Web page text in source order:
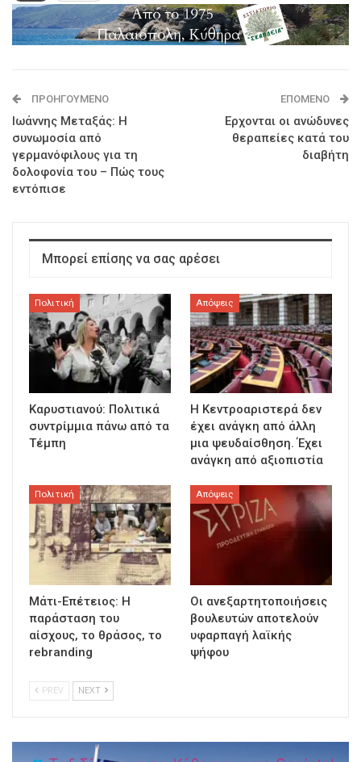
ΠΡΟΗΓΟΎΜΕΝΟ
Ιωάννης Μεταξάς: Η
συνωμοσία από
γερμανόφιλους για τη
δολοφονία του – Πώς τους
εντόπισε
ΕΠΌΜΕΝΟ
Ερχονται οι ανώδυνες
θεραπείες κατά του
διαβήτη
Μπορεί επίσης να σας αρέσει
Πολιτική
Καρυστιανού: Πολιτικά
συντρίμμια πάνω από τα
Τέμπη
Απόψεις
Η Κεντροαριστερά δεν
έχει ανάγκη από άλλη
μια ψευδαίσθηση. Έχει
ανάγκη από αξιοπιστία
Πολιτική
Μάτι-Επέτειος: Η
παράσταση του
αίσχους, το θράσος, το
rebranding
Απόψεις
Οι ανεξαρτητοποιήσεις
βουλευτών αποτελούν
υφαρπαγή λαϊκής
ψήφου
PREV NEXT